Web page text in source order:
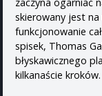
skierowany jest na
funkcjonowanie
spisek, Thomas
błyskawicznego
kilkanaście